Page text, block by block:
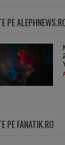
PE
PE FANATIK.RO